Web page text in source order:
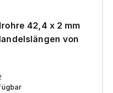
42,4 x 2 mm
von